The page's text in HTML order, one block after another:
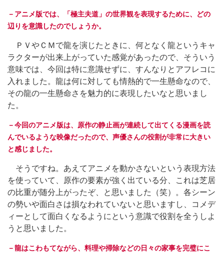
－アニメ版では、「極主夫道」の世界観を表現するために、どの
辺りを意識したのでしょうか。
ＰＶやＣＭで龍を演じたときに、何となく龍というキャ
ラクターが出来上がっていた感覚があったので、そういう
意味では、今回は特に意識せずに、すんなりとアフレコに
入れました。龍は何に対しても情熱的で一生懸命なので、
その龍の一生懸命さを魅力的に表現したいなと思いまし
た。
－今回のアニメ版は、原作の静止画が連続して出てくる漫画を読
んでいるような映像だったので、声優さんの役割が非常に大きい
と感じました。
そうですね。あえてアニメを動かさないという表現方法
を使っていて、原作の要素が強く出ている分、これは芝居
の比重が随分上がったぞ、と思いました（笑）。各シーン
の勢いや面白さは損なわれていないと思いますし、コメデ
ィーとして面白くなるようにという意識で役割を全うしよ
うと思いました。
－龍はこわもてながら、料理や掃除などの日々の家事を完璧にこ